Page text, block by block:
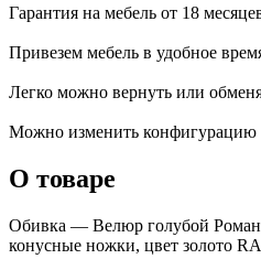
Гарантия на мебель от 18
Привезем мебель в удобное
Легко можно вернуть или
Можно изменить конфигурацию
О товаре
Обивка — Велюр голубой
конусные ножки, цвет золото